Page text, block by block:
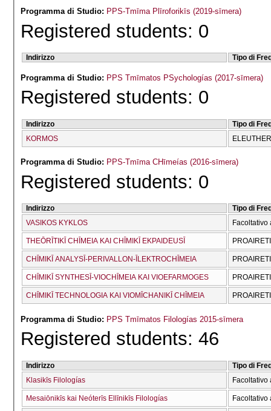
Programma di Studio: PPS-Tmīma Plīroforikīs (2019-sīmera)
Registered students: 0
Indirizzo Tipo di
Programma di Studio: PPS Tmīmatos PSychologías (2017-sīmera)
Registered students: 0
Indirizzo
Tipo di
KORMOS
Programma di Studio: PPS-Tmīma CΗīmeías (2016-sīmera)
Registered students: 0
Indirizzo
Tipo di
VASIKOS KYKLOS
Facoltativo
THEŌRĪTIKĪ CΗĪMEIA KAI CΗĪMIKĪ EKPAIDEUSĪ
CΗĪMIKĪ ANALYSĪ-PERIVALLON-ĪLEKTROCΗĪMEIA
CΗĪMIKĪ SYNTHESĪ-VIOCΗĪMEIA KAI VIOEFARMOGES
CΗĪMIKĪ TECΗNOLOGIA KAI VIOMĪCΗANIKĪ CΗĪMEIA
Programma di Studio: PPS Tmīmatos Filologías 2015-sīmera
Registered students: 46
Indirizzo
Tipo di
Klasikīs Filologías
Facoltativo
Mesaiōnikīs kai Neóterīs Ellīnikīs Filologías Facoltativo